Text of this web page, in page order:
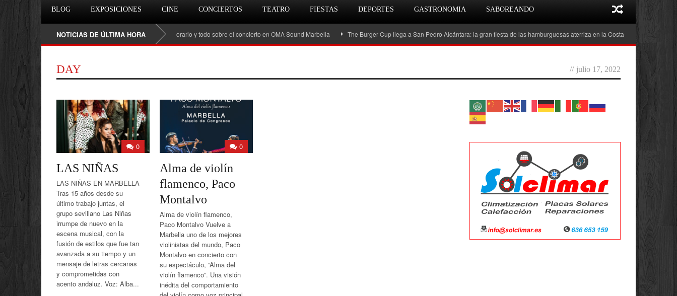
BLOG EXPOSICIONES CINE CONCIERTOS TEATRO FIESTAS DEPORTES GASTRONOMIA SABOREANDO
NOTICIAS DE ÚLTIMA HORA
Raule en Marbella 2026: fecha, entradas, horario y todo sobre el concierto en OMA Sound Marbella The Burger Cup llega a San Pedro Alcántara: la gran fiesta de las hamburguesas aterriza en la Costa del Sol
DAY // julio 17, 2022
0
LAS NIÑAS
LAS NIÑAS EN MARBELLA
Tras 15 años desde su
último trabajo juntas, el
grupo sevillano Las Niñas
irrumpe de nuevo en la
escena musical, con la
fusión de estilos que fue tan
avanzada a su tiempo y un
mensaje de letras cercanas
y comprometidas con
acento andaluz. Voz: Alba...
0
Alma de violín
flamenco, Paco
Montalvo
Alma de violín flamenco,
Paco Montalvo Vuelve a
Marbella uno de los mejores
violinistas del mundo, Paco
Montalvo en concierto con
su espectáculo, “Alma del
violín flamenco”. Una visión
inédita del comportamiento